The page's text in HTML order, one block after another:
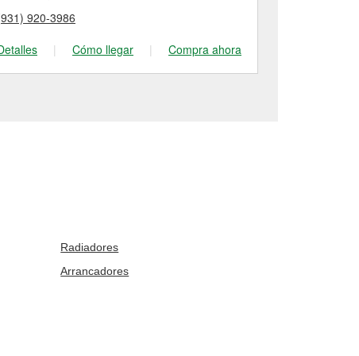
920-3986
| Cómo llegar | Compra ahora
Radiadores
Arrancadores